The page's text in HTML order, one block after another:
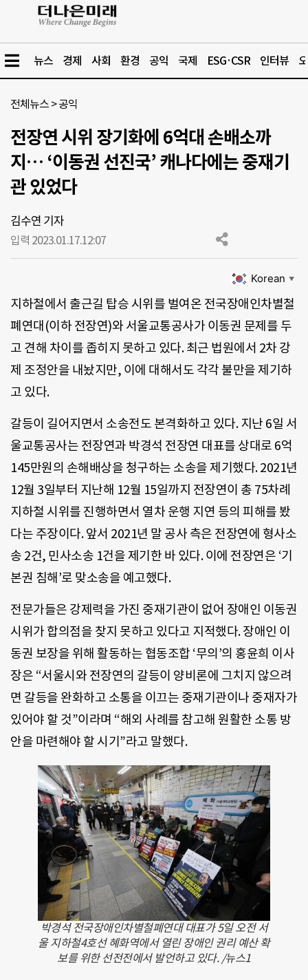
뉴스 경제 사회 환경 공익 국제 ESG·CSR 인터뷰
전체뉴스 >공익
전장연 시위 장기화에 6억대 손배소까
지… ‘이동권 선진국’ 캐나다에는 중재기
관 있었다
김수연 기자
입력 2023.01.17.12:07
Korean ▼
지하철에서 출근길 탑승 시위를 벌여온 전국장애인차별철
폐연대(이하 전장연)와 서울교통공사가 이동권 문제를 두
고 견해 차이를 좁히지 못하고 있다. 최근 법원에서 2차 강
제 조정안을 내놨지만, 이에 대해서도 각각 불만을 제기하
고 있다.
갈등이 길어지면서 소송전도 본격화하고 있다. 지난 6일 서
울교통공사는 전장연과 박경석 전장연 대표를 상대로 6억
145만원의 손해배상을 청구하는 소송을 제기했다. 2021년
12월 3일부터 지난해 12월 15일까지 전장연이 총 75차례
지하철 시위를 진행하면서 열차 운행 지연 등의 피해를 봤
다는 주장이다. 앞서 2021년 말 공사 측은 전장연에 형사소
송 2건, 민사소송 1건을 제기한 바 있다. 이에 전장연은 ‘기
본권 침해’로 맞소송을 예고했다.
전문가들은 강제력을 가진 중재기관이 없어 장애인 이동권
시위가 합의점을 찾지 못하고 있다고 지적했다. 장애인 이
동권 보장을 위해 활동하는 협동조합 ‘무의’의 홍윤희 이사
장은 “서울시와 전장연의 갈등이 양비론에 그치지 않으려
면 갈등을 완화하고 소통을 이끄는 중재기관이나 중재자가
있어야 할 것”이라며 “해외 사례를 참고해 원활한 소통 방
안을 마련해야 할 시기”라고 말했다.
박경석 전국장애인차별철폐연대 대표가 5일 오전 서
울 지하철4호선 혜화역에서 열린 장애인 권리 예산 확
보를 위한 선전전에서 발언하고 있다. /뉴스1